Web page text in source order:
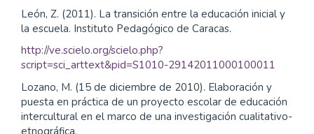
León, Z. (2011). La transición entre la educación inicial y
la escuela. Instituto Pedagógico de Caracas.
http://ve.scielo.org/scielo.php?
script=sci_arttext&pid=S1010-29142011000100011
Lozano, M. (15 de diciembre de 2010). Elaboración y
puesta en práctica de un proyecto escolar de educación
intercultural en el marco de una investigación cualitativo-
etnográfica.